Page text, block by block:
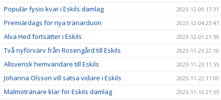
Populär fysio kvar i Eskils damlag 2023-12-09 17:31
Premiärdags för nya tränarduon 2023-12-04 23:47
Alva Hed fortsätter i Eskils 2023-12-01 21:59
Två nyförvärv från Rosengård till Eskils 2023-11-23 22:10
Allsvensk hemvändare till Eskils 2023-11-23 11:55
Johanna Olsson vill satsa vidare i Eskils 2023-11-22 11:00
Malmötränare klar för Eskils damlag 2023-11-16 21:55